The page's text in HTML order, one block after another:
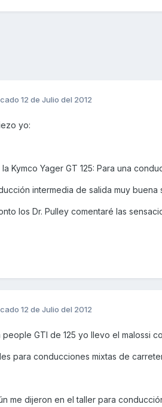
12 de Julio del 2012
yo:
la Kymco Yager GT 125: Para una
intermedia de salida muy
los Dr. Pulley comentaré las
12 de Julio del 2012
people GTI de 125 yo llevo el malossi
para conducciones mixtas de
me dijeron en el taller para